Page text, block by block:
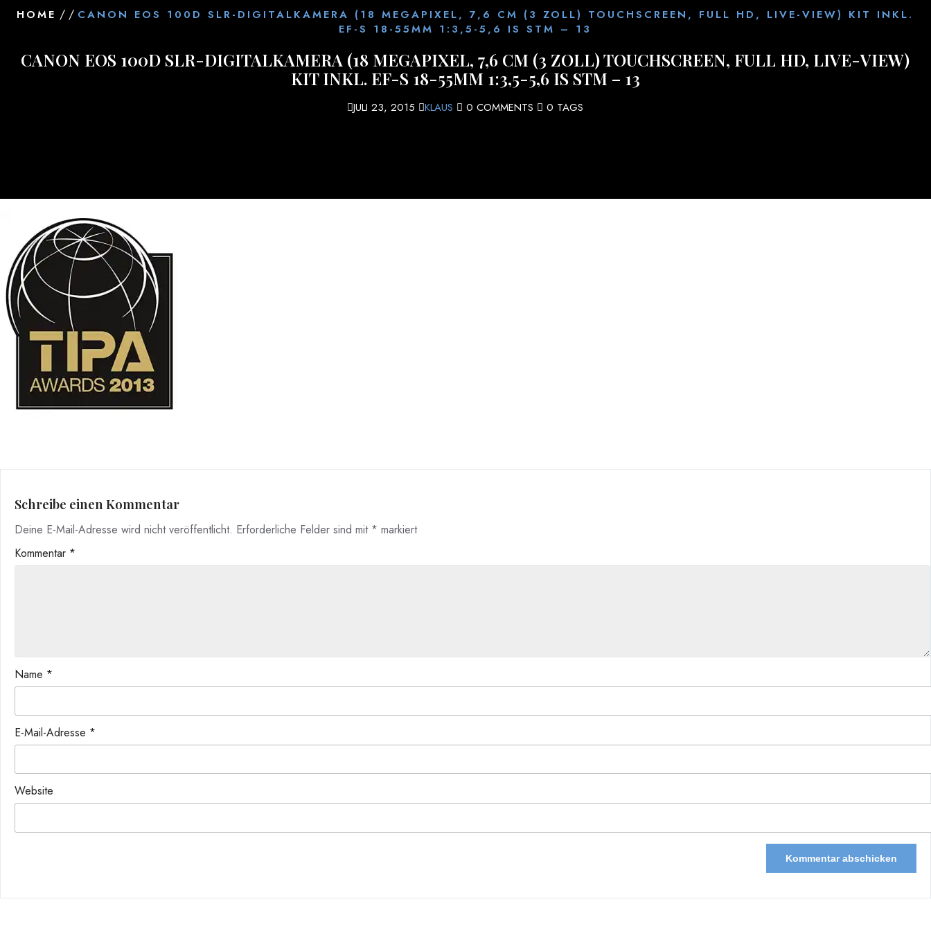
HOME / / CANON EOS 100D SLR-DIGITALKAMERA (18 MEGAPIXEL, 7,6 CM (3 ZOLL) TOUCHSCREEN, FULL HD, LIVE-VIEW) KIT INKL.
EF-S 18-55MM 1:3,5-5,6 IS STM – 13
CANON EOS 100D SLR-DIGITALKAMERA (18 MEGAPIXEL, 7,6 CM (3 ZOLL) TOUCHSCREEN, FULL HD, LIVE-VIEW)
KIT INKL. EF-S 18-55MM 1:3,5-5,6 IS STM – 13
JULI 23, 2015 KLAUS 0 COMMENTS 0 TAGS
Schreibe einen Kommentar
Deine E-Mail-Adresse wird nicht veröffentlicht. Erforderliche Felder sind mit * markiert
Kommentar *
Name *
E-Mail-Adresse *
Website